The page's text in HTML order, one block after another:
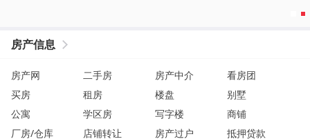
房产信息
房产网 二手房 房产中介
看房团
买房
租房 楼盘
别墅
公寓
学区房 写字楼
商铺
厂房/仓库
店铺转让 房产过户
抵押贷款